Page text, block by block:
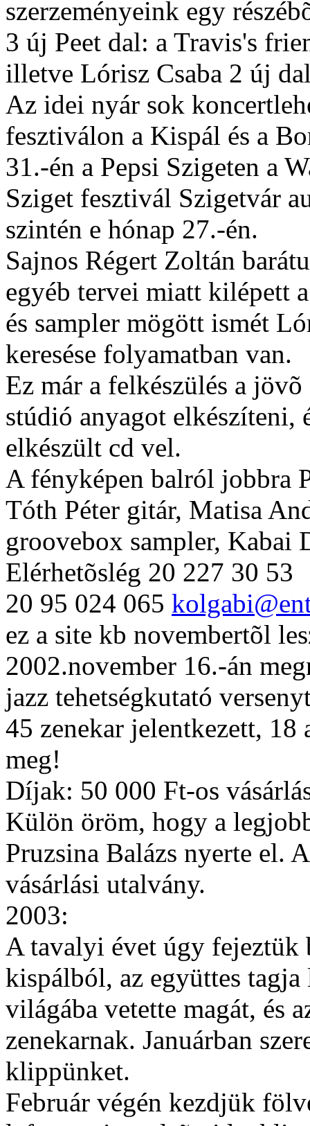
szerzeményeink egy
3 új Peet dal: a Travis's
illetve Lórisz Csaba 2 új
Az idei nyár sok
fesztiválon a Kispál és a
31.-én a Pepsi Szigeten a
Sziget fesztivál Szigetvár
szintén e hónap 27.-én.
Sajnos Régert Zoltán
egyéb tervei miatt kilépett
és sampler mögött ismét
keresése folyamatban van.
Ez már a felkészülés a
stúdió anyagot elkészíteni,
elkészült cd vel.
A fényképen balról jobbra
Tóth Péter gitár, Matisa
groovebox sampler,
Elérhetõslég 20 227 30 53
20 95 024 065
ez a site kb novembertõl
2002.november 16.-án
jazz tehetségkutató
45 zenekar jelentkezett,
meg!
Díjak: 50 000 Ft-os
Külön öröm, hogy a
Pruzsina Balázs nyerte el.
vásárlási utalvány.
2003:
A tavalyi évet úgy
kispálból, az együttes
világába vetette magát, és
zenekarnak. Januárban
klippünket.
Február végén kezdjük